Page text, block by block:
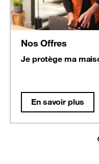
Nos Offres
Je protège ma
En savoir plus